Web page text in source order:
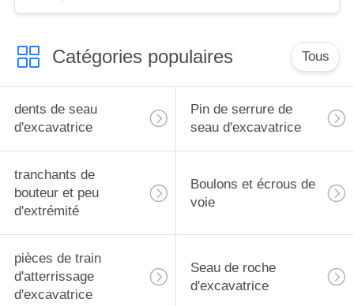
Catégories populaires Tous
dents de seau
d'excavatrice
Pin de serrure de
seau d'excavatrice
tranchants de
bouteur et peu
d'extrémité
Boulons et écrous de
voie
pièces de train
d'atterrissage
d'excavatrice
Seau de roche
d'excavatrice